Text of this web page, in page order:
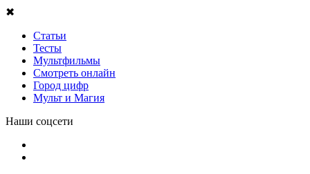
✖
Статьи
Тесты
Мультфильмы
Смотреть онлайн
Город цифр
Мульт и Магия
Наши соцсети